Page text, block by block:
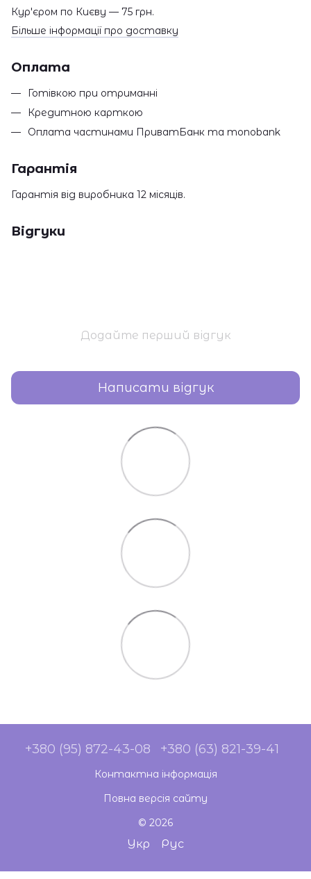
Кур'єром по Києву — 75 грн.
Більше інформації про доставку
Оплата
Готівкою при отриманні
Кредитною карткою
Оплата частинами ПриватБанк та monobank
Гарантія
Гарантія від виробника 12 місяців.
Відгуки
Додайте перший відгук
Написати відгук
+380 (95) 872-43-08 +380 (63) 821-39-41
Контактна інформація
Повна версія сайту
© 2026
Укр Рус